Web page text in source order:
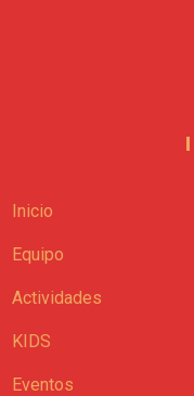
Inicio
Equipo
Actividades
KIDS
Eventos